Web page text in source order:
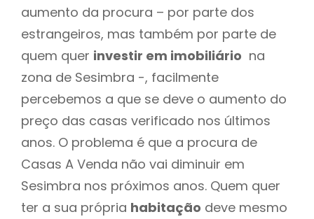
aumento da procura – por parte dos
estrangeiros, mas também por parte de
quem quer investir em imobiliário na
zona de Sesimbra -, facilmente
percebemos a que se deve o aumento do
preço das casas verificado nos últimos
anos. O problema é que a procura de
Casas A Venda não vai diminuir em
Sesimbra nos próximos anos. Quem quer
ter a sua própria habitação deve mesmo